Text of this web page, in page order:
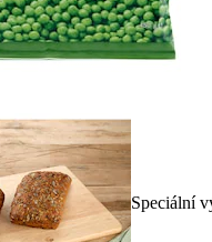
Speciální